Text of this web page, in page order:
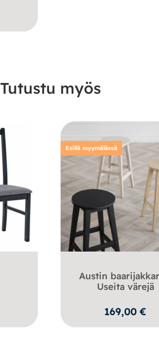
Tutustu myös
Esillä myymälässä
Austin
Useita värejä
169,00€